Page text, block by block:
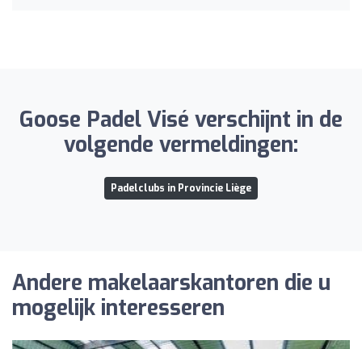
Goose Padel Visé verschijnt in de
volgende vermeldingen:
Padelclubs in Provincie Liège
Andere makelaarskantoren die u
mogelijk interesseren